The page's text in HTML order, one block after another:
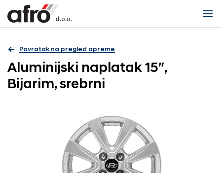
Povratak na pregled opreme
Aluminijski naplatak 15″,
Bijarim, srebrni